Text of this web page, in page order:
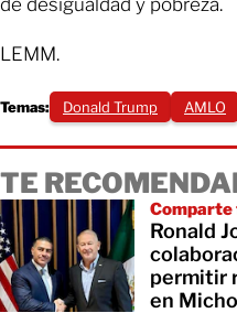
LEMM.
Temas: Donald Trump AMLO
TE
Comparte
Ronald
permitir
en